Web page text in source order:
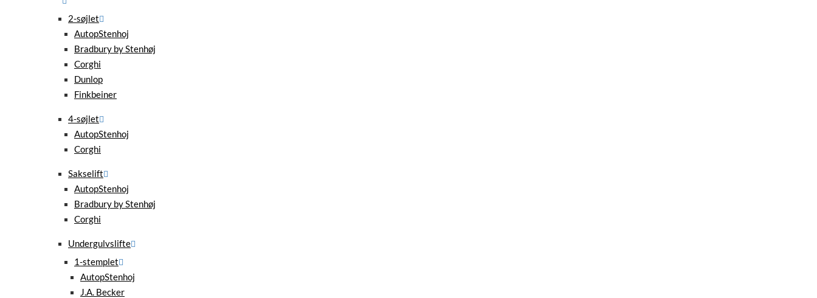
2-søjlet
AutopStenhoj
Bradbury by Stenhøj
Corghi
Dunlop
Finkbeiner
4-søjlet
AutopStenhoj
Corghi
Sakselift
AutopStenhoj
Bradbury by Stenhøj
Corghi
Undergulvslifte
1-stemplet
AutopStenhoj
J.A. Becker